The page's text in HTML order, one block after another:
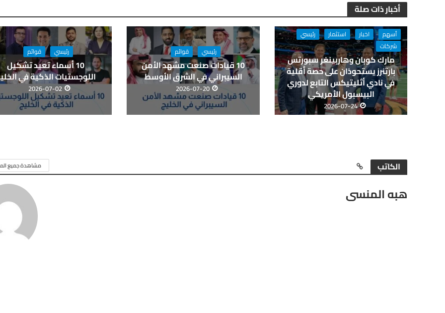
b
o
o
k
er
s
A
p
p
dI
n
a
m
e أخبار ذات صلة
أسهم اخبار استثمار
رئيسي
شركات
مارك كوبان وهاربينغر سبورتس
بارتنرز يستحوذان على حصة أقلية
في نادي أثليتيكس التابع لدوري
البيسبول الأمريكي
2026-07-24
رئيسي قوائم
10 قيادات صنعت مشهد الأمن
السيبراني في الشرق الأوسط
2026-07-20
رئيسي قوائم
10 أسماء تعيد تشكيل
اللوجستيات الذكية في
2026-07-02
الكاتب مشاهدة جميع
هبه المنسى